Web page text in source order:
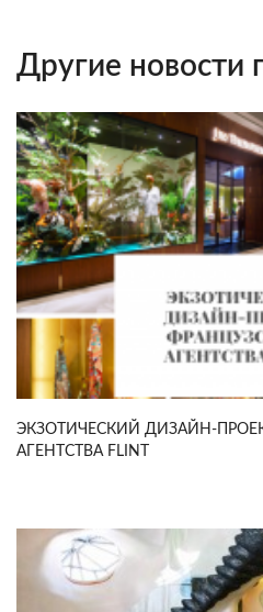
Другие новости
ЭКЗОТИЧЕСКИЙ ДИЗАЙН-
АГЕНТСТВА FLINT